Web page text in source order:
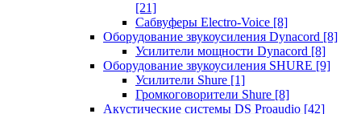
[21]
Сабвуферы Electro-Voice [8]
Оборудование звукоусиления Dynacord [8]
Усилители мощности Dynacord [8]
Оборудование звукоусиления SHURE [9]
Усилители Shure [1]
Громкоговорители Shure [8]
Акустические системы DS Proaudio [42]